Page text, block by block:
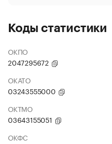
Коды статистики
ОКПО
2047295672
ОКАТО
03243555000
ОКТМО
03643155051
ОКФС